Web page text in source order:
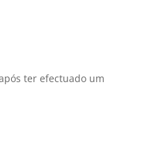
ter efectuado um